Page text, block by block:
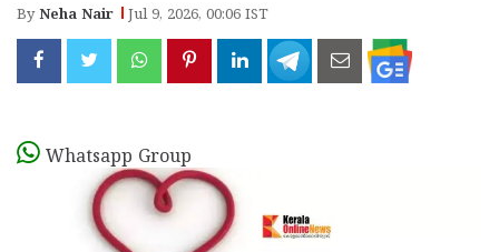
ByNeha Nair Jul 9, 2026, 00:06 IST
Whatsapp Group